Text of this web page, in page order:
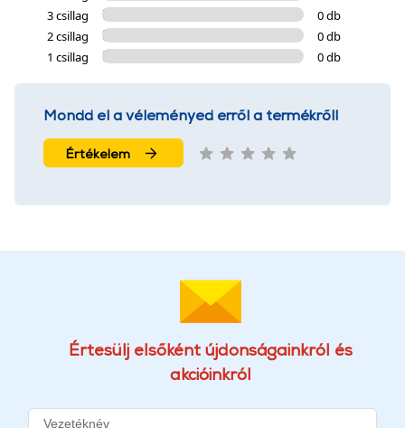
3 csillag
0 db
2 csillag
0 db
1 csillag
0 db
Mondd el a véleményed erről a termékről!
Értékelem
Értesülj elsőként újdonságainkról és
akcióinkról